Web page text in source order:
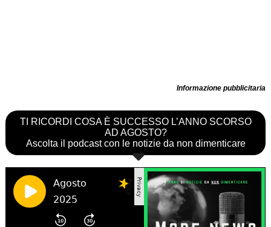
Informazione pubblicitaria
TI RICORDI COSA È SUCCESSO L’ANNO SCORSO
AD AGOSTO?
Ascolta il podcast con le notizie da non dimenticare